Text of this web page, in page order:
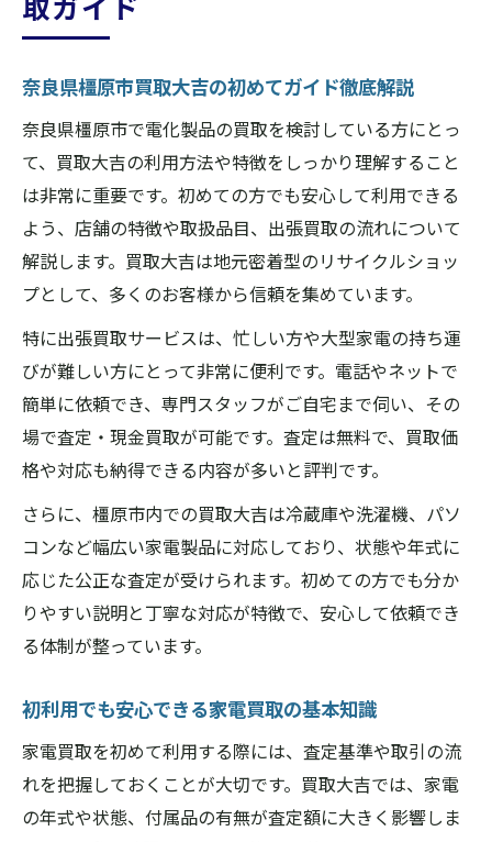
奈良県橿原市買取大吉の初めてガイド徹底解説
奈良県橿原市で電化製品の買取を検討している方にとっ
て、買取大吉の利用方法や特徴をしっかり理解すること
は非常に重要です。初めての方でも安心して利用できる
よう、店舗の特徴や取扱品目、出張買取の流れについて
解説します。買取大吉は地元密着型のリサイクルショッ
プとして、多くのお客様から信頼を集めています。
特に出張買取サービスは、忙しい方や大型家電の持ち運
びが難しい方にとって非常に便利です。電話やネットで
簡単に依頼でき、専門スタッフがご自宅まで伺い、その
場で査定・現金買取が可能です。査定は無料で、買取価
格や対応も納得できる内容が多いと評判です。
さらに、橿原市内での買取大吉は冷蔵庫や洗濯機、パソ
コンなど幅広い家電製品に対応しており、状態や年式に
応じた公正な査定が受けられます。初めての方でも分か
りやすい説明と丁寧な対応が特徴で、安心して依頼でき
る体制が整っています。
初利用でも安心できる家電買取の基本知識
家電買取を初めて利用する際には、査定基準や取引の流
れを把握しておくことが大切です。買取大吉では、家電
の年式や状態、付属品の有無が査定額に大きく影響しま